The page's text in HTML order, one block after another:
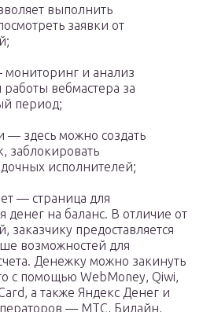
выполнить
заявки от
мониторинг и анализ
вебмастера за
период;
— здесь можно создать
заблокировать
исполнителей;
— страница для
денег на баланс. В отличие от
заказчику предоставляется
возможностей для
Денежку можно закинуть
с помощью WebMoney, Qiwi,
а также Яндекс Денег и
— МТС, Билайн,